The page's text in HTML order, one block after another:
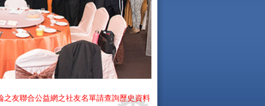
之友聯合公益網之社友名單請查詢歷史資料